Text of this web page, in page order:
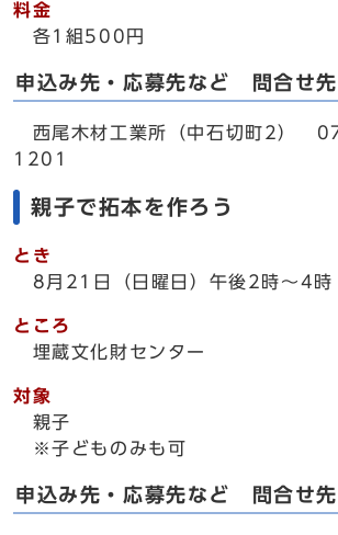
料金
各1組500円
申込み先・応募先など 問合せ先
西尾木材工業所（中石切町2）
1201
親子で拓本を作ろう
とき
8月21日（日曜日）午後2時～4時
ところ
埋蔵文化財センター
対象
親子
※子どものみも可
申込み先・応募先など 問合せ先